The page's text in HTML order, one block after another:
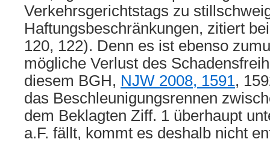
Verkehrsgerichtstags zu
Haftungsbeschränkungen, zitiert
120, 122). Denn es ist ebenso
mögliche Verlust des
diesem BGH, NJW 2008, 1591,
das Beschleunigungsrennen
dem Beklagten Ziff. 1 überhaupt
a.F. fällt, kommt es deshalb nicht